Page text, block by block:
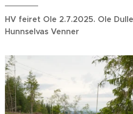
HV feiret Ole 2.7.2025. Ole
Hunnselvas Venner